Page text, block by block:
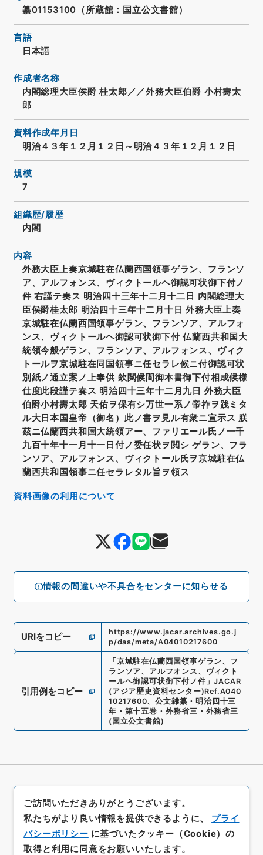
情報の間違いや不具合をセンターに知らせる
纂01153100（所蔵館：国立公文書館）
言語
日本語
作成者名称
内閣総理大臣侯爵 桂太郎／／外務大臣伯爵 小村壽太
郎
資料作成年月日
明治４３年１２月１２日～明治４３年１２月１２日
規模
7
組織歴/履歴
内閣
内容
外務大臣上奏京城駐在仏蘭西国領事ゲラン、フランソ
ア、アルフォンス、ヴィクトールヘ御認可状御下付ノ
件 右謹テ奏ス 明治四十三年十二月十二日 内閣総理大
臣侯爵桂太郎 明治四十三年十二月十日 外務大臣上奏
京城駐在仏蘭西国領事ゲラン、フランソア、アルフォ
ンス、ヴィクトールヘ御認可状御下付 仏蘭西共和国大
統領今般ゲラン、フランソア、アルフォンス、ヴィク
トールヲ京城駐在同国領事ニ任セラレ候ニ付御認可状
別紙ノ通立案ノ上奉供 欽閲候間御本書御下付相成候様
仕度此段謹テ奏ス 明治四十三年十二月九日 外務大臣
伯爵小村壽太郎 天佑ヲ保有シ万世一系ノ帝祚ヲ践ミタ
ル大日本国皇帝（御名）此ノ書ヲ見ル有衆ニ宣示ス 朕
茲ニ仏蘭西共和国大統領アー、ファリエール氏ノ一千
九百十年十一月十一日付ノ委任状ヲ閲シ ゲラン、フラ
ンソア、アルフォンス、ヴィクトール氏ヲ京城駐在仏
蘭西共和国領事ニ任セラレタル旨ヲ領ス
URIをコピー
https://www.jacar.archives.go.j
p/das/meta/A04010217600
引用例をコピー
「 京城駐在仏蘭西国領事ゲラン、フ
ランソア、アルフオンス、ヴィクト
ールヘ御認可状御下付ノ件 」JACAR
(アジア歴史資料センター)Ref.A040
10217600、公文雑纂・明治四十三
年・第十五巻・外務省三・外務省三
( 国立公文書館)
資料画像の利用について
ご訪問いただきありがとうございます。
私たちがより良い情報を提供できるように、 プライ
バシーポリシー に基づいたクッキー（Cookie）の
取得と利用に同意をお願いいたします。